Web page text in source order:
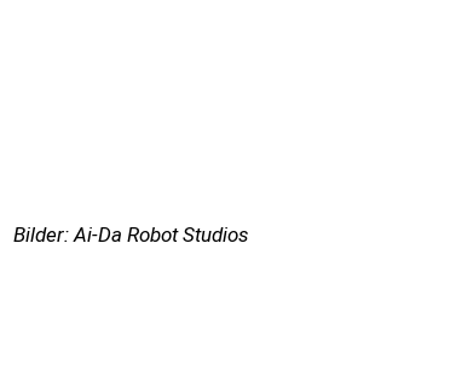
Bilder: Ai-Da Robot Studios